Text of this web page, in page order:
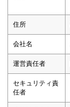
住所
会社名
運営責任者
セキュリティ責
任者